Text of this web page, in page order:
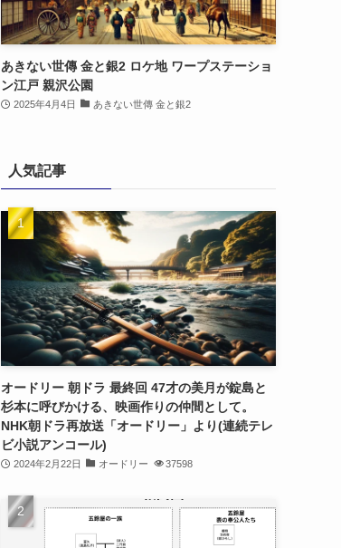
あきない世傳 金と銀2 ロケ地 ワープステーショ
ン江戸 親沢公園
2025年4月4日 あきない世傳 金と銀2
人気記事
オードリー 朝ドラ 最終回 47才の美月が錠島と
杉本に呼びかける、映画作りの仲間として。
NHK朝ドラ再放送「オードリー」より(連続テレ
ビ小説アンコール)
2024年2月22日 オードリー 37598